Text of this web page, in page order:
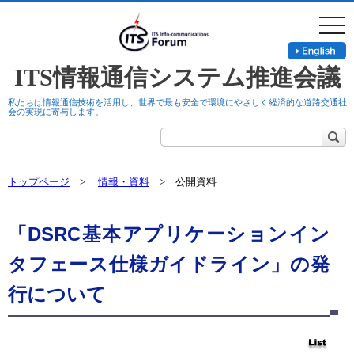
ITS情報通信システム推進会議
私たちは情報通信技術を活用し、世界で最も安全で環境にやさしく経済的な道路交通社
会の実現に寄与します。
トップページ >情報・資料 > 公開資料
「DSRC基本アプリケーションイン
タフェース仕様ガイドライン」の発
行について